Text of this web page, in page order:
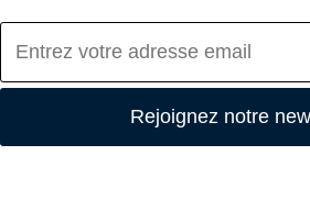
Rejoignez notre